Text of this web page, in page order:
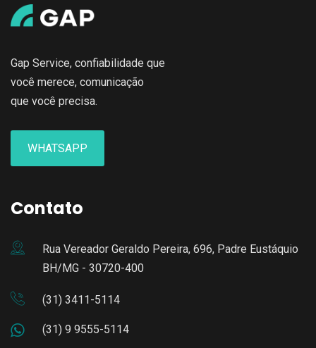
Gap Service, confiabilidade que
você merece, comunicação
que você precisa.
WHATSAPP
Contato
Rua Vereador Geraldo Pereira, 696, Padre Eustáquio
BH/MG - 30720-400
(31) 3411-5114
(31) 9 9555-5114